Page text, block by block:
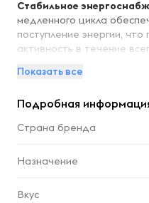
Стабильное
медленного цикла
поступление энергии,
активность в течение
натуральные
для здоровья.
Особенности:
Формула гейнера
эффективному
Показать все
Подробная
Страна бренда
Назначение
Вкус